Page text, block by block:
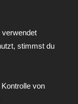
stimmst du
von